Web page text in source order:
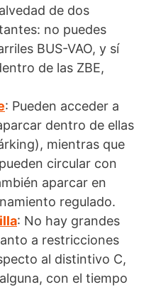
de dos
no puedes
BUS-VAO, y sí
de las ZBE,
: Pueden acceder a
dentro de ellas
mientras que
circular con
aparcar en
regulado.
: No hay grandes
a restricciones
al distintivo C,
con el tiempo